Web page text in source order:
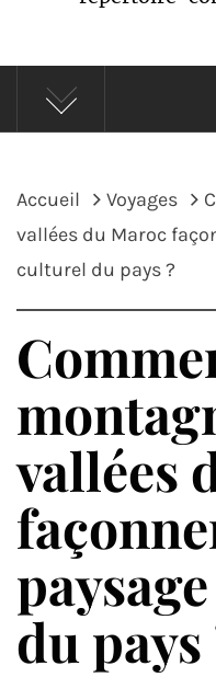
Accueil Voyages
vallées du Maroc
culturel du pays ?
vallées
du pays